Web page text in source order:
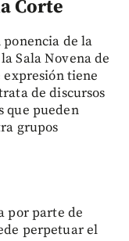
Corte
ponencia de la
Sala Novena de
tiene
de discursos
que pueden
grupos
por parte de
perpetuar el